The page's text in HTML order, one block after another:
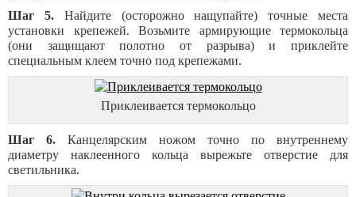
Шаг 5.Найдите (осторожно нащупайте) точные места
установки крепежей. Возьмите армирующие термокольца
(они защищают полотно от разрыва) и приклейте
специальным клеем точно под крепежами.
Приклеивается термокольцо
Шаг 6. Канцелярским ножом точно по внутреннему
диаметру наклеенного кольца вырежьте отверстие для
светильника.